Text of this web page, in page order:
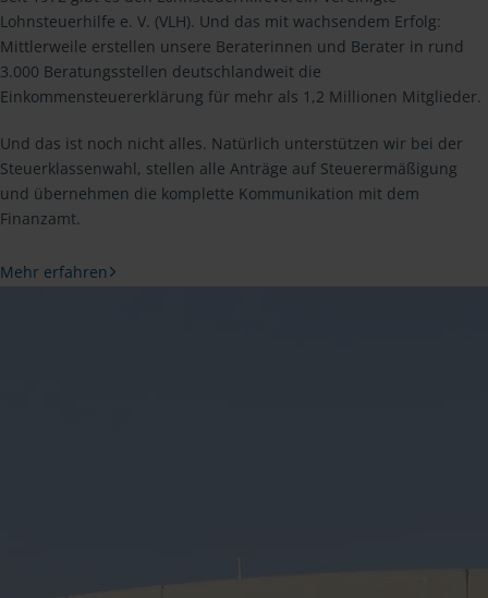
Lohnsteuerhilfe e. V. (VLH). Und das mit wachsendem Erfolg:
Mittlerweile erstellen unsere Beraterinnen und Berater in rund
3.000 Beratungsstellen deutschlandweit die
Einkommensteuererklärung für mehr als 1,2 Millionen Mitglieder.
Und das ist noch nicht alles. Natürlich unterstützen wir bei der
Steuerklassenwahl, stellen alle Anträge auf Steuerermäßigung
und übernehmen die komplette Kommunikation mit dem
Finanzamt.
Mehr erfahren